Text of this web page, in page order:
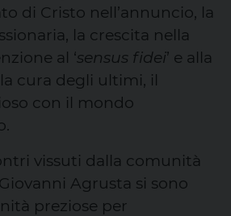
di Cristo nell’annuncio, la
la crescita nella
al ‘sensus fidei’ e alla
cura degli ultimi, il
con il mondo
vissuti dalla comunità
Agrusta si sono
preziose per